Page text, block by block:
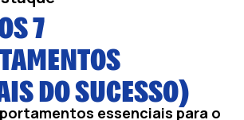
7
DO SUCESSO)
essenciais para o